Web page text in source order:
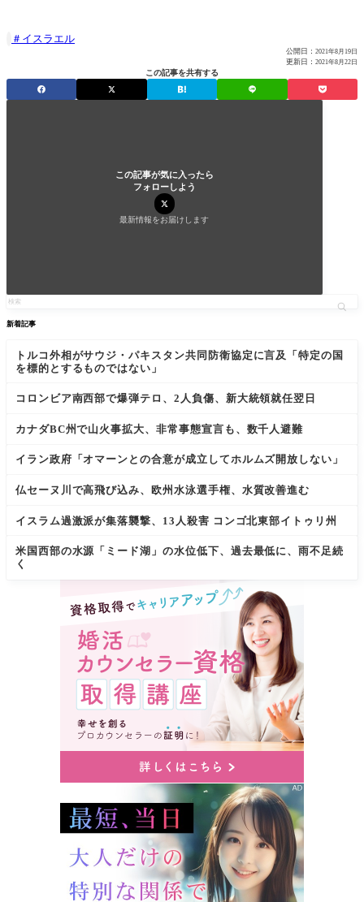
イスラエル
公開日： 2021年8月19日
更新日： 2021年8月22日
この記事を共有する
この記事が気に入ったら
フォローしよう
最新情報をお届けします
新着記事
トルコ外相がサウジ・パキスタン共同防衛協定に言及「特定の国
を標的とするものではない」
コロンビア南西部で爆弾テロ、2人負傷、新大統領就任翌日
カナダBC州で山火事拡大、非常事態宣言も、数千人避難
イラン政府「オマーンとの合意が成立してホルムズ開放しない」
仏セーヌ川で高飛び込み、欧州水泳選手権、水質改善進む
イスラム過激派が集落襲撃、13人殺害 コンゴ北東部イトゥリ州
米国西部の水源「ミード湖」の水位低下、過去最低に、雨不足続
く